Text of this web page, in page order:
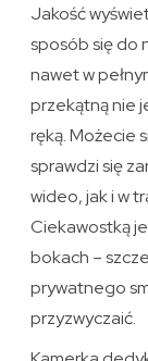
Jakość
sposób się do
nawet w
przekątną nie
ręką. Możecie
sprawdzi się
wideo, jak i w
Ciekawostką
bokach –
prywatnego
przyzwyczaić.